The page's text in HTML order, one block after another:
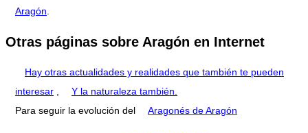
Aragón
Otras páginas sobre Aragón en Internet
Hay otras actualidades y realidades que también te pueden
interesar
Y la naturaleza también.
Para seguir la evolución del
Aragonés de Aragón